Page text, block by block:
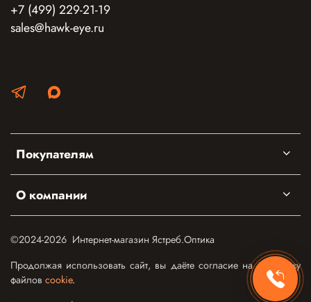
Покупателям
О компании
+7 (499) 229-21-19
sales@hawk-eye.ru
©2024-2026 Интернет-магазин Ястреб.Оптика
Продолжая использовать сайт, вы даёте согласие на обработку
файлов cookie.